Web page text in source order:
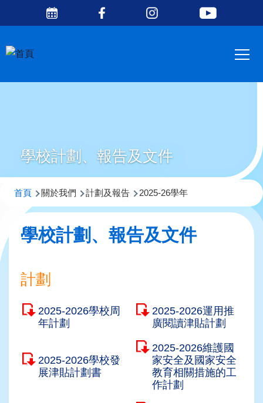
移至主內容
Media
學校計劃、報告及文件
導
連
首頁 關於我們 計劃及報告 2025-26學年
學校計劃、報告及文件
計劃
2025-2026學校周
年計劃
2025-2026運用推
廣閱讀津貼計劃
2025-2026學校發
展津貼計劃書
2025-2026維護國
家安全及國家安全
教育相關措施的工
作計劃